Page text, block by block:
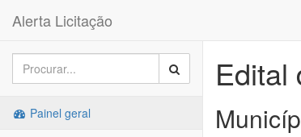
Alerta Licitação
Painel geral
Edital